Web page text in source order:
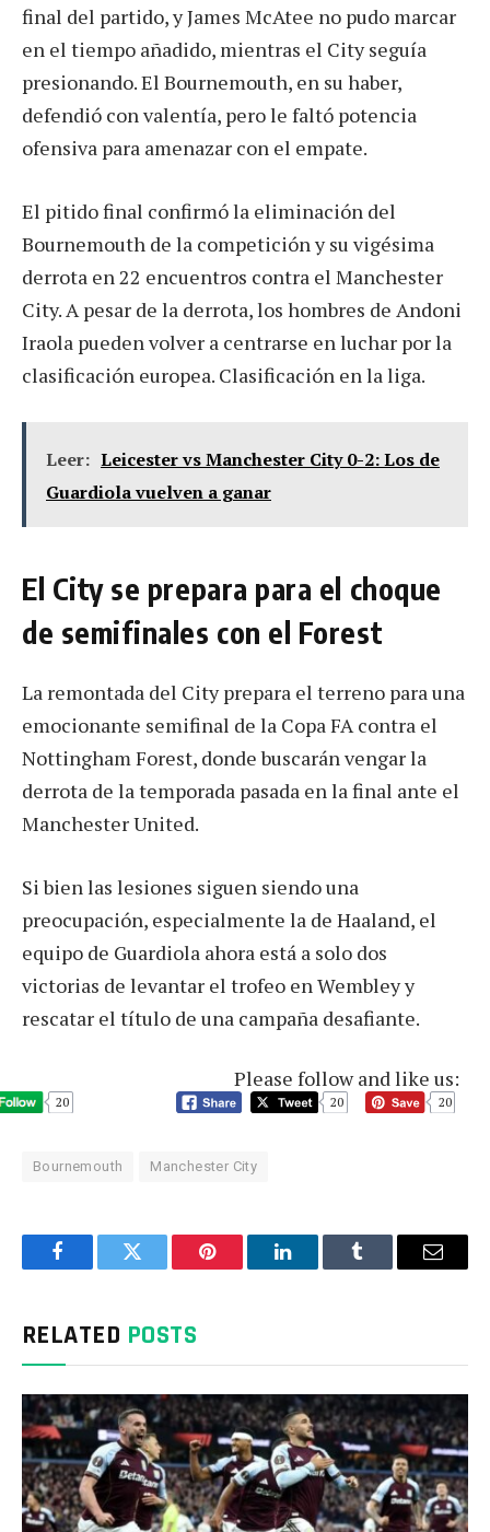
final del partido, y James McAtee no pudo marcar
en el tiempo añadido, mientras el City seguía
presionando. El Bournemouth, en su haber,
defendió con valentía, pero le faltó potencia
ofensiva para amenazar con el empate.
El pitido final confirmó la eliminación del
Bournemouth de la competición y su vigésima
derrota en 22 encuentros contra el Manchester
City. A pesar de la derrota, los hombres de Andoni
Iraola pueden volver a centrarse en luchar por la
clasificación europea. Clasificación en la liga.
Leer: Leicester vs Manchester City 0-2: Los de
Guardiola vuelven a ganar
El City se prepara para el choque
de semifinales con el Forest
La remontada del City prepara el terreno para una
emocionante semifinal de la Copa FA contra el
Nottingham Forest, donde buscarán vengar la
derrota de la temporada pasada en la final ante el
Manchester United.
Si bien las lesiones siguen siendo una
preocupación, especialmente la de Haaland, el
equipo de Guardiola ahora está a solo dos
victorias de levantar el trofeo en Wembley y
rescatar el título de una campaña desafiante.
Please follow and like us:
20 20 20
Bournemouth Manchester City
FacebookTwitter Pinterest LinkedInTumblr Email
RELATED POSTS